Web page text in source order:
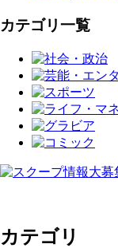
カテゴリ一覧
カテゴリ